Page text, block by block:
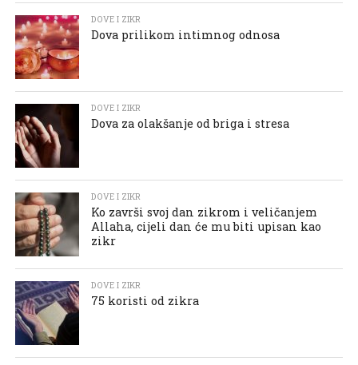
DOVE I ZIKR
Dova prilikom intimnog odnosa
DOVE I ZIKR
Dova za olakšanje od briga i stresa
DOVE I ZIKR
Ko završi svoj dan zikrom i veličanjem
Allaha, cijeli dan će mu biti upisan kao
zikr
DOVE I ZIKR
75 koristi od zikra